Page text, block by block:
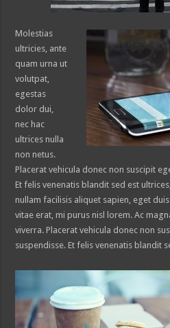
Molestias
ultricies, ante
quam urna ut
volutpat,
egestas
dolor dui,
nec hac
ultrices nulla
non netus.
Placerat vehicula donec non suscipit
Et felis venenatis blandit sed est
nullam facilisis aliquet sapien, eget
vitae erat, mi purus nisl lorem. Ac
viverra. Placerat vehicula donec non
suspendisse. Et felis venenatis blandit